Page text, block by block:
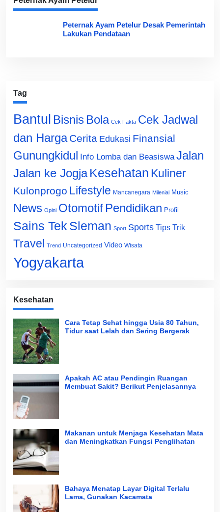
Peternak Ayam Petelur Desak Pemerintah
Lakukan Pendataan
Tag
Bantul Bisnis Bola Cek Fakta Cek Jadwal
dan Harga Cerita Edukasi Finansial
Gunungkidul Info Lomba dan Beasiswa Jalan
Jalan ke Jogja Kesehatan Kuliner
Kulonprogo Lifestyle Mancanegara Milenial Music
News Opini Otomotif Pendidikan Profil
Sains Tek Sleman Sport Sports Tips Trik
Travel Trend Uncategorized Video Wisata
Yogyakarta
Kesehatan
Cara Tetap Sehat hingga Usia 80 Tahun,
Tidur saat Lelah dan Sering Bergerak
Apakah AC atau Pendingin Ruangan
Membuat Sakit? Berikut Penjelasannya
Makanan untuk Menjaga Kesehatan Mata
dan Meningkatkan Fungsi Penglihatan
Bahaya Menatap Layar Digital Terlalu
Lama, Gunakan Kacamata